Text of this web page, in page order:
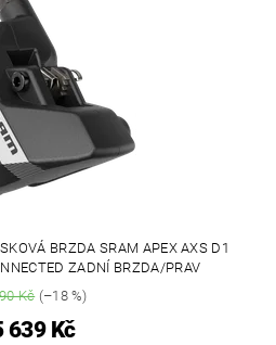
BRZDA SRAM APEX AXS D1
ZADNÍ BRZDA/PRAV
Kč(–18 %)
639 Kč